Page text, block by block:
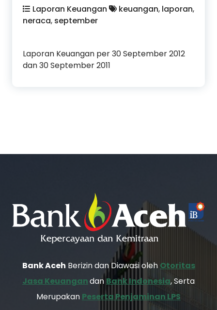
Laporan Keuangan keuangan, laporan,
neraca, september
Laporan Keuangan per 30 September 2012
dan 30 September 2011
Bank Aceh Berizin dan Diawasi oleh Otoritas
Jasa Keuangandan Bank Indonesia, Serta
Merupakan Peserta Penjaminan LPS